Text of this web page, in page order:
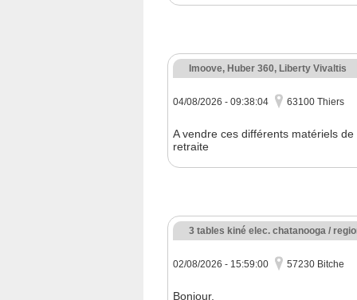
Imoove, Huber 360, Liberty Vivaltis
04/08/2026 - 09:38:04 63100 Thiers
A vendre ces différents matériels
retraite
3 tables kiné elec. chatanooga /
02/08/2026 - 15:59:00 57230 Bitche
Bonjour,